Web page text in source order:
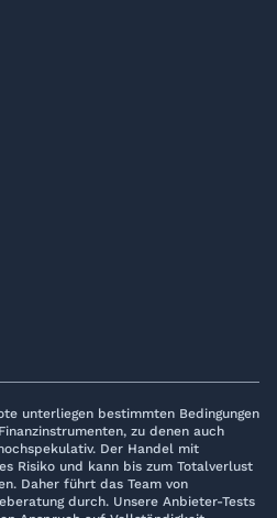
unterliegen bestimmten Bedingungen
zu denen auch
Der Handel mit
Risiko und kann bis zum Totalverlust
Daher führt das Team von
durch. Unsere Anbieter-Tests